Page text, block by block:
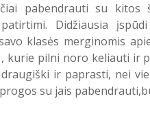
pabendrauti su kitos
Didžiausia
klasės merginomis
pilni noro keliauti ir
ir paprasti, nei
su jais